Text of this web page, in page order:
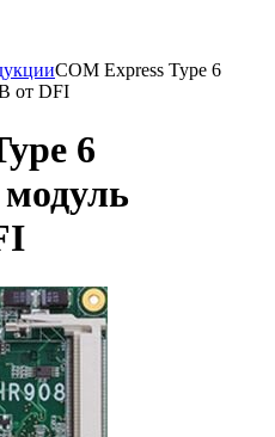
COM Express Type 6
от DFI
6